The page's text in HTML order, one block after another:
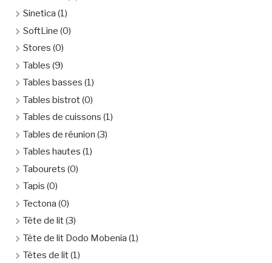
Sinetica (1)
SoftLine (0)
Stores (0)
Tables (9)
Tables basses (1)
Tables bistrot(0)
Tables de cuissons (1)
Tables de réunion (3)
Tables hautes (1)
Tabourets (0)
Tapis (0)
Tectona (0)
Tête de lit(3)
Tête de lit Dodo Mobenia (1)
Têtes de lit(1)